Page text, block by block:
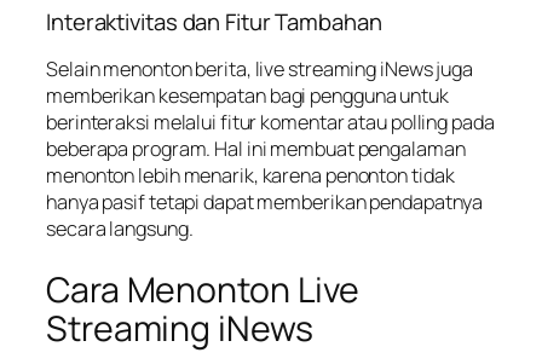
Interaktivitas dan Fitur Tambahan
Selain menonton berita, live streaming iNews juga
memberikan kesempatan bagi pengguna untuk
berinteraksi melalui fitur komentar atau polling pada
beberapa program. Hal ini membuat pengalaman
menonton lebih menarik, karena penonton tidak
hanya pasif tetapi dapat memberikan pendapatnya
secara langsung.
Cara Menonton Live
Streaming iNews